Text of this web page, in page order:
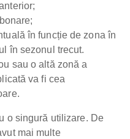
în funcție de zona în
în sezonul trecut.
sau o altă zonă a
va fi cea
o singură utilizare. De
mai multe